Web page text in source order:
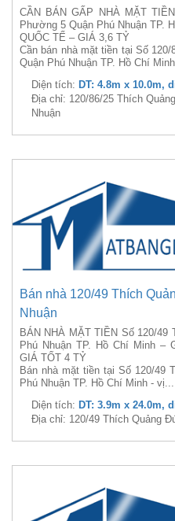
CẦN BÁN GẤP NHÀ MẶT
Phường 5 Quận Phú Nhuận TP.
QUỐC TẾ – GIÁ 3,6 TỶ
Cần bán nhà mặt tiền tại Số
Quận Phú Nhuận TP. Hồ Chí
Diện tích: DT: 4.8m x 10.0m,
Địa chỉ: 120/86/25 Thích
Nhuận
Bán nhà 120/49 Thích
Nhuận
BÁN NHÀ MẶT TIỀN Số 120/
Phú Nhuận TP. Hồ Chí Minh –
GIÁ TỐT 4 TỶ
Bán nhà mặt tiền tại Số 120/49
Phú Nhuận TP. Hồ Chí Minh - vị...
Diện tích: DT: 3.9m x 24.0m,
Địa chỉ: 120/49 Thích Quảng